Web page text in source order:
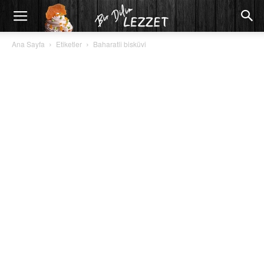
Ana Sayfa Etiketler Baharatli bisküvi